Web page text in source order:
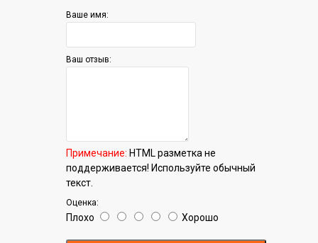
Ваше имя:
Ваш отзыв:
Примечание: HTML разметка не
поддерживается! Используйте обычный
текст.
Оценка:
Плохо Хорошо